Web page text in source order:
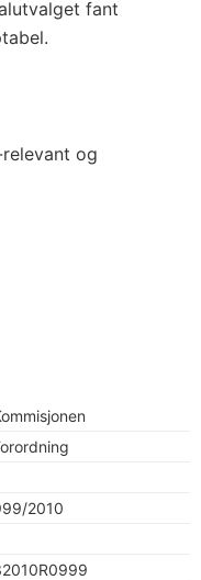
fant
og
2010